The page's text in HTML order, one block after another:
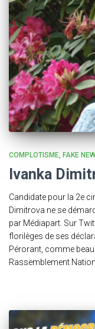
COMPLOTISME FAKE
Ivanka
Candidate pour la 2e
Dimitrova ne se
par Médiapart. Sur
florilèges de ses
Pérorant, comme
Rassemblement